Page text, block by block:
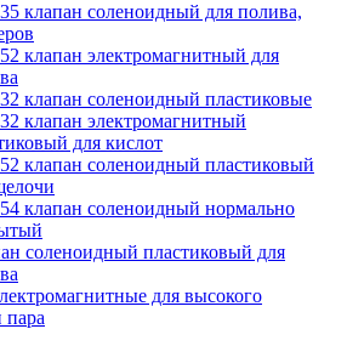
клапан соленоидный для полива,
клапан электромагнитный для
клапан соленоидный пластиковые
клапан электромагнитный
для кислот
клапан соленоидный пластиковый
клапан соленоидный нормально
соленоидный пластиковый для
для высокого
пара